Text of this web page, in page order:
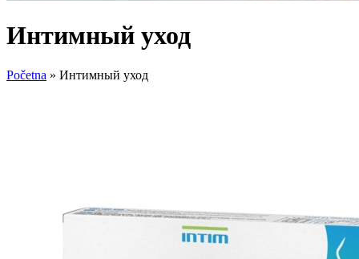
Интимный уход
Početna » Интимный уход